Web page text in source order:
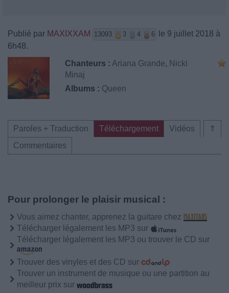
Publié par MAXIXXAM 13093 3 4 6
le 9 juillet 2018 à
6h48.
Chanteurs : Ariana Grande, Nicki
Minaj
Albums : Queen
⇑
Paroles + Traduction Téléchargement
Vidéos
Commentaires
Pour prolonger le plaisir musical :
Vous aimez chanter, apprenez la guitare chez
Télécharger légalement les MP3 sur
Télécharger légalement les MP3 ou trouver le CD sur
Trouver des vinyles et des CD sur
Trouver un instrument de musique ou une partition au
meilleur prix sur